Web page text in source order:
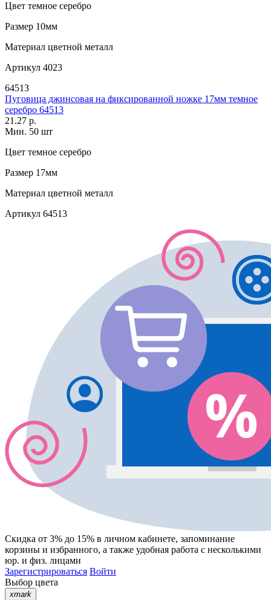
Цвет темное серебро
Размер 10мм
Материал цветной металл
Артикул 4023
64513
Пуговица джинсовая на фиксированной ножке 17мм темное
серебро 64513
21.27 р.
Мин. 50 шт
Цвет темное серебро
Размер 17мм
Материал цветной металл
Артикул 64513
Скидка от 3% до 15% в личном кабинете, запоминание
корзины и избранного, а также удобная работа с несколькими
юр. и физ. лицами
Зарегистрироваться Войти
Выбор цвета
xmark